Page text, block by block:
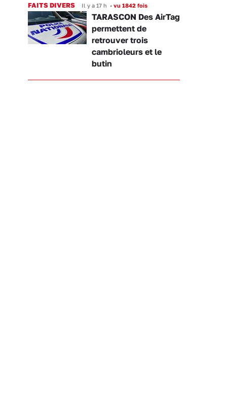
FAITS DIVERS Il y a 17 h • vu 1842 fois
TARASCON Des AirTag
permettent de
retrouver trois
cambrioleurs et le
butin